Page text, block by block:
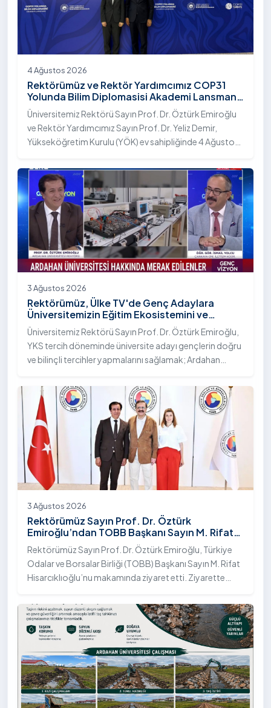
4 Ağustos 2026
Rektörümüz ve Rektör Yardımcımız COP31
Yolunda Bilim Diplomasisi Akademi Lansmanı
Toplantısına Katıldı
Üniversitemiz Rektörü Sayın Prof. Dr. Öztürk Emiroğlu
ve Rektör Yardımcımız Sayın Prof. Dr. Yeliz Demir,
Yükseköğretim Kurulu (YÖK) ev sahipliğinde 4 Ağustos
Bilim Diplomasisi: Akademi Lansmanı” programına
katıldı.
3 Ağustos 2026
Rektörümüz, Ülke TV'de Genç Adaylara
Üniversitemizin Eğitim Ekosistemini ve
Sunduğu Nitelikli İmkânları Anlattı
Üniversitemiz Rektörü Sayın Prof. Dr. Öztürk Emiroğlu,
YKS tercih döneminde üniversite adayı gençlerin doğru
ve bilinçli tercihler yapmalarını sağlamak; Ardahan
çeşitliliğini ve nitelikli imkânlarını aktarmak üzere Ülke TV
ekranlarında yayımlanan "Genç Vizyon" programına
canlı yayın konuğu olarak katıldı.
3 Ağustos 2026
Rektörümüz Sayın Prof. Dr. Öztürk
Emiroğlu’ndan TOBB Başkanı Sayın M. Rifat
Hisarcıklıoğlu’na Ziyaret
Rektörümüz Sayın Prof. Dr. Öztürk Emiroğlu, Türkiye
Odalar ve Borsalar Birliği (TOBB) Başkanı Sayın M. Rifat
Hisarcıklıoğlu’nu makamında ziyaret etti. Ziyarette
Emiroğlu Hanımefendi eşlik etti.